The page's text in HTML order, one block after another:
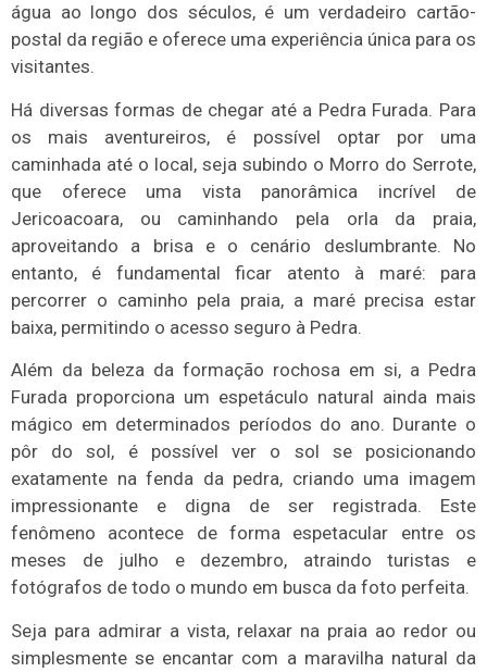
água ao longo dos séculos, é um verdadeiro cartão-
postal da região e oferece uma experiência única para os
visitantes.
Há diversas formas de chegar até a Pedra Furada. Para
os mais aventureiros, é possível optar por uma
caminhada até o local, seja subindo o Morro do Serrote,
que oferece uma vista panorâmica incrível de
Jericoacoara, ou caminhando pela orla da praia,
aproveitando a brisa e o cenário deslumbrante. No
entanto, é fundamental ficar atento à maré: para
percorrer o caminho pela praia, a maré precisa estar
baixa, permitindo o acesso seguro à Pedra.
Além da beleza da formação rochosa em si, a Pedra
Furada proporciona um espetáculo natural ainda mais
mágico em determinados períodos do ano. Durante o
pôr do sol, é possível ver o sol se posicionando
exatamente na fenda da pedra, criando uma imagem
impressionante e digna de ser registrada. Este
fenômeno acontece de forma espetacular entre os
meses de julho e dezembro, atraindo turistas e
fotógrafos de todo o mundo em busca da foto perfeita.
Seja para admirar a vista, relaxar na praia ao redor ou
simplesmente se encantar com a maravilha natural da